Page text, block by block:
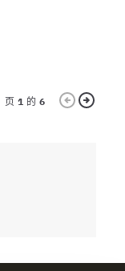
页 1 的 6